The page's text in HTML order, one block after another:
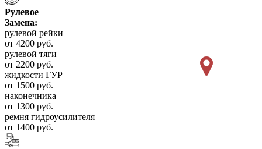
Рулевое
Замена:
рулевой рейки
от 4200 руб.
рулевой тяги
от 2200 руб.
жидкости ГУР
от 1500 руб.
наконечника
от 1300 руб.
ремня гидроусилителя
от 1400 руб.